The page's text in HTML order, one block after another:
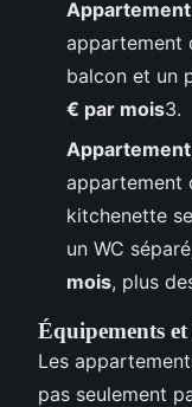
appartement
balcon et un
€ par mois3.
appartement
kitchenette
un WC
mois, plus
Équipements et
Les
pas seulement